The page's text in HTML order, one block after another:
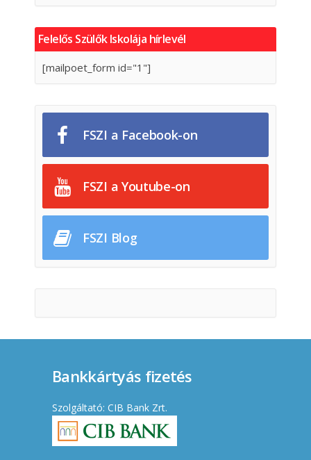
Felelős Szülők Iskolája hírlevél
[mailpoet_form id="1"]
FSZI a Facebook-on
FSZI a Youtube-on
FSZI Blog
Bankkártyás fizetés
Szolgáltató: CIB Bank Zrt.